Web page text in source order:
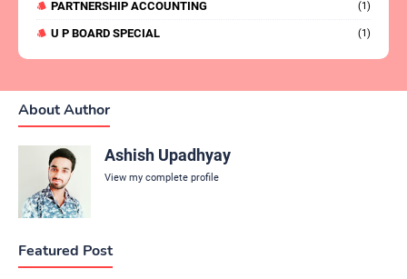
PARTNERSHIP ACCOUNTING (1)
U P BOARD SPECIAL (1)
About Author
Ashish Upadhyay
View my complete profile
Featured Post